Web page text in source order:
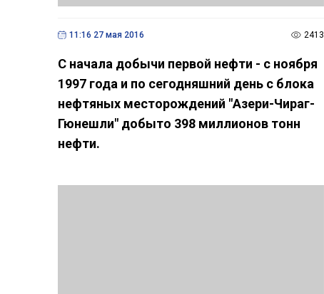
11:16 27 мая 2016 2413
С начала добычи первой нефти - с ноября
1997 года и по сегодняшний день с блока
нефтяных месторождений "Азери-Чираг-
Гюнешли" добыто 398 миллионов тонн
нефти.